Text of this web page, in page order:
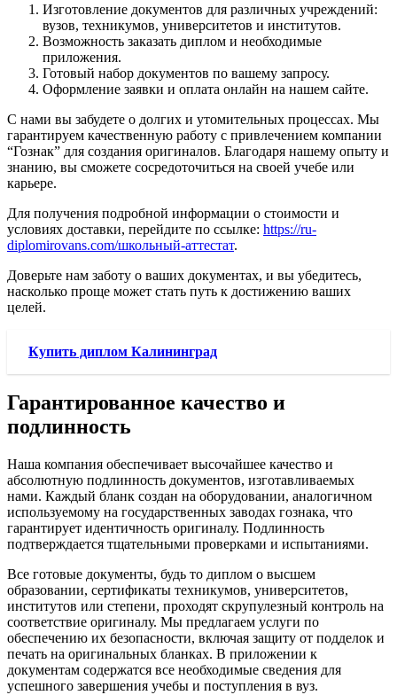
Изготовление документов для различных учреждений:
вузов, техникумов, университетов и институтов.
Возможность заказать диплом и необходимые
приложения.
Готовый набор документов по вашему запросу.
Оформление заявки и оплата онлайн на нашем сайте.
С нами вы забудете о долгих и утомительных процессах. Мы
гарантируем качественную работу с привлечением компании
“Гознак” для создания оригиналов. Благодаря нашему опыту и
знанию, вы сможете сосредоточиться на своей учебе или
карьере.
Для получения подробной информации о стоимости и
условиях доставки, перейдите по ссылке: https://ru-
diplomirovans.com/школьный-аттестат.
Доверьте нам заботу о ваших документах, и вы убедитесь,
насколько проще может стать путь к достижению ваших
целей.
Купить диплом Калининград
Гарантированное качество и
подлинность
Наша компания обеспечивает высочайшее качество и
абсолютную подлинность документов, изготавливаемых
нами. Каждый бланк создан на оборудовании, аналогичном
используемому на государственных заводах гознака, что
гарантирует идентичность оригиналу. Подлинность
подтверждается тщательными проверками и испытаниями.
Все готовые документы, будь то диплом о высшем
образовании, сертификаты техникумов, университетов,
институтов или степени, проходят скрупулезный контроль на
соответствие оригиналу. Мы предлагаем услуги по
обеспечению их безопасности, включая защиту от подделок и
печать на оригинальных бланках. В приложении к
документам содержатся все необходимые сведения для
успешного завершения учебы и поступления в вуз.